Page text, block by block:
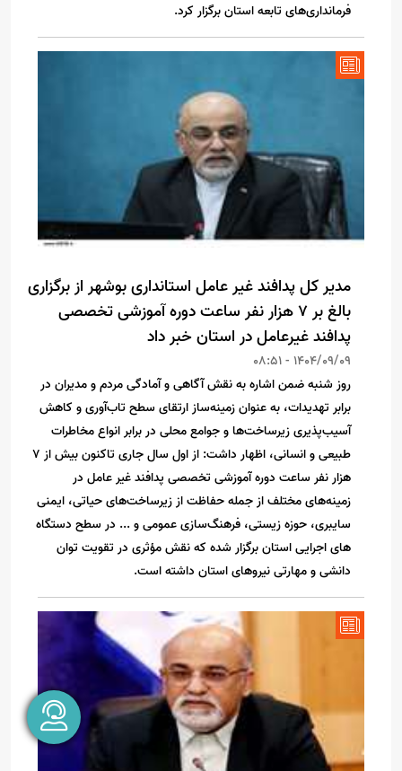
فرمانداری‌های تابعه استان برگزار کرد.
مدیر کل پدافند غیر عامل استانداری بوشهر از برگزاری
بالغ بر ۷ هزار نفر ساعت دوره آموزشی تخصصی
پدافند غیرعامل در استان خبر داد
1404/09/09 - 08:51
روز شنبه ضمن اشاره به نقش آگاهی و آمادگی مردم و مدیران در
برابر تهدیدات، به عنوان زمینه‌ساز ارتقای سطح تاب‌آوری و کاهش
آسیب‌پذیری زیرساخت‌ها و جوامع محلی در برابر انواع مخاطرات
طبیعی و انسانی، اظهار داشت: از اول سال جاری تاکنون بیش از ۷
هزار نفر ساعت دوره آموزشی تخصصی پدافند غیر عامل در
زمینه‌های مختلف از جمله حفاظت از زیرساخت‌های حیاتی، ایمنی
سایبری، حوزه زیستی، فرهنگ‌سازی عمومی و ... در سطح دستگاه
های اجرایی استان برگزار شده که نقش مؤثری در تقویت توان
دانشی و مهارتی نیروهای استان داشته است.